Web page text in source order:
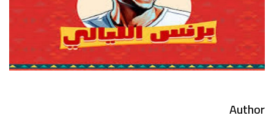
Author